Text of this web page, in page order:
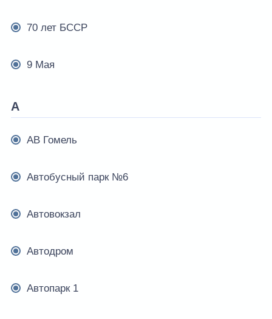
70 лет БССР
9 Мая
А
АВ Гомель
Автобусный парк №6
Автовокзал
Автодром
Автопарк 1